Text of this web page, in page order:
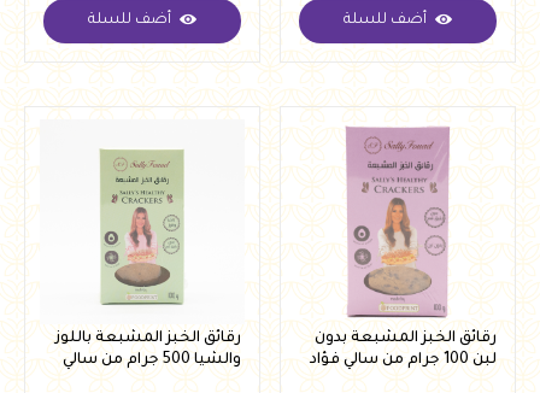
جنيه
أضف للسلة
جنيه
أضف للسلة
رقائق الخبز المشبعة بدون
لبن 100 جرام من سالي فؤاد
رقائق الخبز المشبعة باللوز
والشيا 500 جرام من سالي
فؤاد